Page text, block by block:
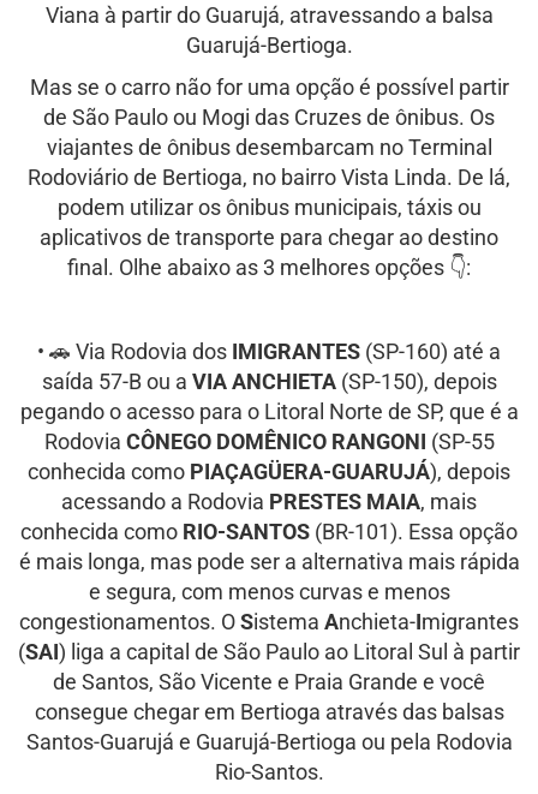
Viana à partir do Guarujá, atravessando a balsa
Guarujá-Bertioga.
Mas se o carro não for uma opção é possível partir
de São Paulo ou Mogi das Cruzes de ônibus. Os
viajantes de ônibus desembarcam no Terminal
Rodoviário de Bertioga, no bairro Vista Linda. De lá,
podem utilizar os ônibus municipais, táxis ou
aplicativos de transporte para chegar ao destino
final. Olhe abaixo as 3 melhores opções 👇:
• 🚗 Via Rodovia dos IMIGRANTES (SP-160) até a
saída 57-B ou a VIA ANCHIETA(SP-150), depois
pegando o acesso para o Litoral Norte de SP, que é a
Rodovia CÔNEGO DOMÊNICO RANGONI (SP-55
conhecida como PIAÇAGÜERA-GUARUJÁ), depois
acessando a Rodovia PRESTES MAIA, mais
conhecida como RIO-SANTOS (BR-101). Essa opção
é mais longa, mas pode ser a alternativa mais rápida
e segura, com menos curvas e menos
congestionamentos. OSistema Anchieta-Imigrantes
(SAI) liga a capital de São Paulo ao Litoral Sul à partir
de Santos, São Vicente e Praia Grande e você
consegue chegar em Bertioga através das balsas
Santos-Guarujá e Guarujá-Bertioga ou pela Rodovia
Rio-Santos.